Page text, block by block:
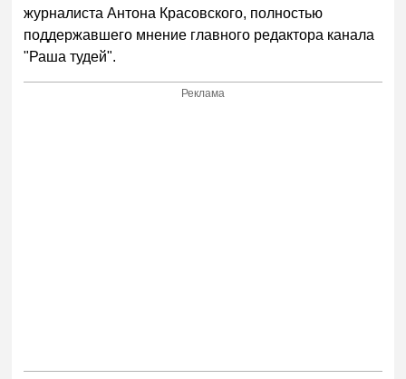
журналиста Антона Красовского, полностью
поддержавшего мнение главного редактора канала
"Раша тудей".
Реклама